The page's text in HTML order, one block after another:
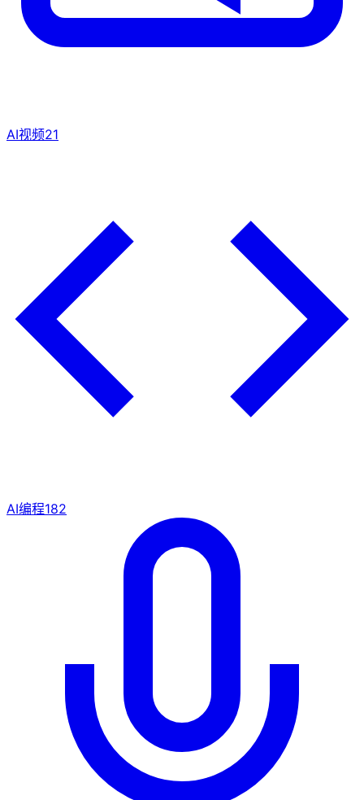
AI视频21
AI编程182